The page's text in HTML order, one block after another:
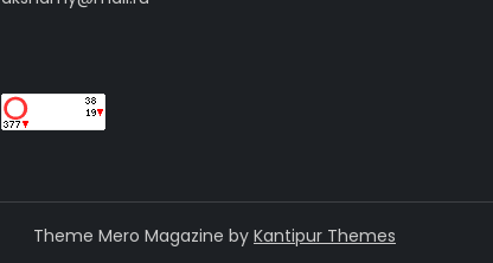
Theme Mero Magazine by Kantipur Themes